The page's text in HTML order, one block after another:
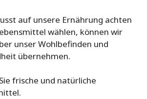
auf unsere Ernährung achten
wählen, können wir
unser Wohlbefinden und
übernehmen.
frische und natürliche